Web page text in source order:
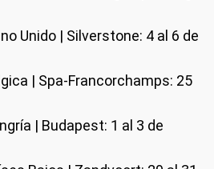
Unido | Silverstone: 4 al 6 de
| Spa-Francorchamps: 25
| Budapest: 1 al 3 de